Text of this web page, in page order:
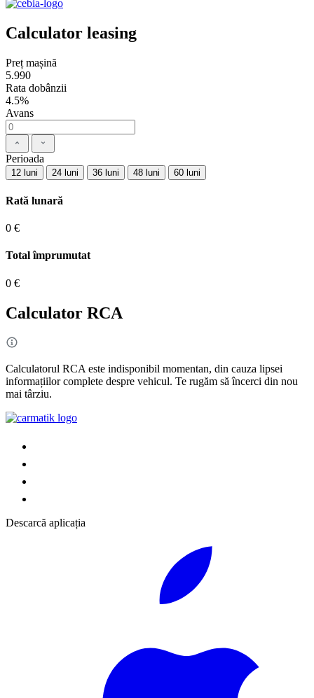
Calculator leasing
Preț mașină
5.990
Rata dobânzii
4.5%
Avans
Perioada
12 luni 24 luni 36 luni 48 luni 60 luni
Rată lunară
0 €
Total împrumutat
0 €
Calculator RCA
Calculatorul RCA este indisponibil momentan, din cauza lipsei
informațiilor complete despre vehicul. Te rugăm să încerci din nou
mai târziu.
Descarcă aplicația